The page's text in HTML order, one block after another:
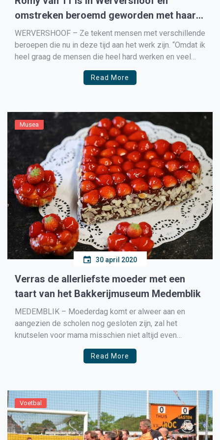
omstreken beroemd geworden met haar
tekeningen.
WERVERSHOOF – Ze tekent mensen met verschillende
beroepen die nu in deze tijd aan het werk zijn. “Omdat ik
heel graag de mensen die heel hard werken en veel
doen in deze tijd wil bedanken en daarom maak ik een
tekening” vertelt Romy. Op elke tekening staat #houvol
Read More
Musea
30 april 2020
Verras de allerliefste moeder met een
taart van het Bakkerijmuseum Medemblik
MEDEMBLIK – Moederdag komt er alweer aan en
aangezien de scholen nog gesloten zijn, zal het
knutselen voor mama misschien niet altijd even
makkelijk gaan… Het Bakkerijmuseum wil daarbij een
handje helpen door de allerlekkerste dingen voor de
Read More
Voetbal